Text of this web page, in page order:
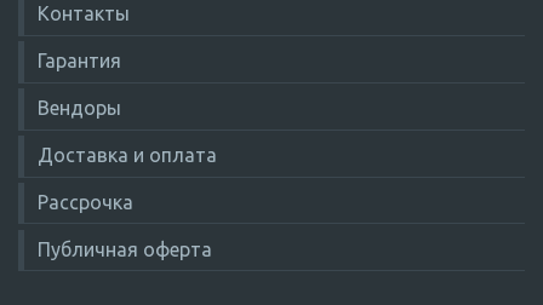
Контакты
Гарантия
Вендоры
Доставка и оплата
Рассрочка
Публичная оферта